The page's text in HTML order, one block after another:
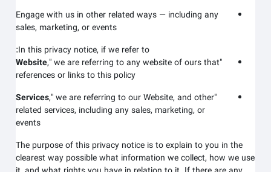
Engage with us in other related ways ― including any
sales, marketing, or events
In this privacy notice, if we refer to:
Website," we are referring to any website of ours that
references or links to this policy
Services," we are referring to ourWebsite,and other
related services, including any sales, marketing, or
events
The purpose of this privacy notice is to explain to you in the
clearest way possible what information we collect, how we use